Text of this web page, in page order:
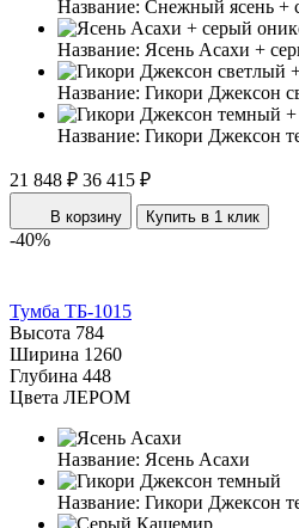
Название: Снежный ясень +
Название: Ясень Асахи +
Название: Гикори Джексон
Название: Гикори Джексон
21 848 ₽ 36 415 ₽
В корзину Купить в 1 клик
-40%
Тумба ТБ-1015
Высота 784
Ширина 1260
Глубина 448
Цвета ЛЕРОМ
Название: Ясень Асахи
Название: Гикори Джексон